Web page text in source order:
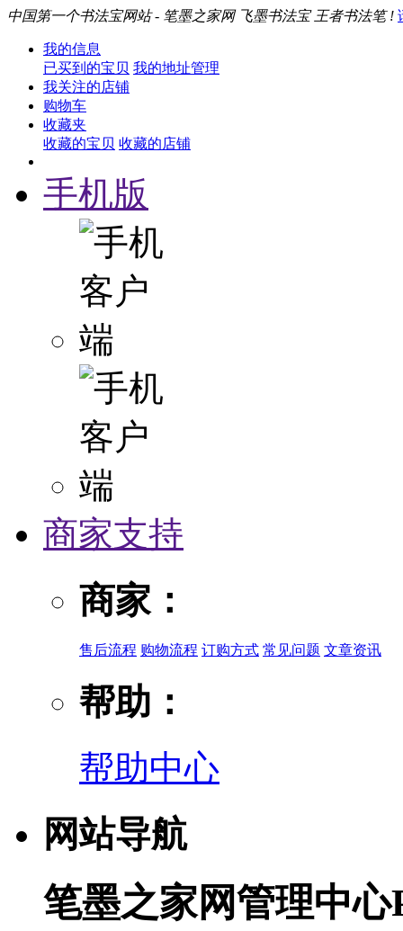
中国第一个书法宝网站 - 笔墨之家网 飞墨书法宝 王者书法笔 !
我的信息
已买到的宝贝 我的地址管理
我关注的店铺
购物车
收藏夹
收藏的宝贝 收藏的店铺
手机版
商家支持
商家：
售后流程 购物流程 订购方式 常见问题 文章资讯
帮助：
帮助中心
网站导航
笔墨之家网管理中心